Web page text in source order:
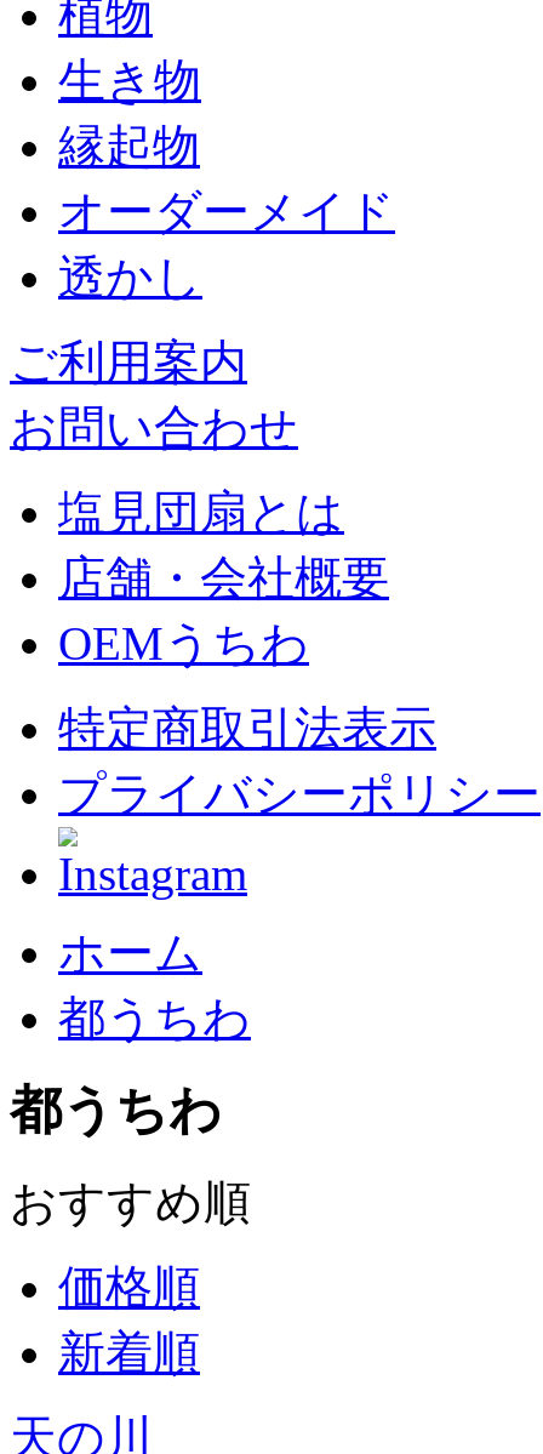
植物
生き物
縁起物
オーダーメイド
透かし
ご利用案内
お問い合わせ
塩見団扇とは
店舗・会社概要
OEMうちわ
特定商取引法表示
プライバシーポリシー
ホーム
都うちわ
都うちわ
おすすめ順
価格順
新着順
天の川